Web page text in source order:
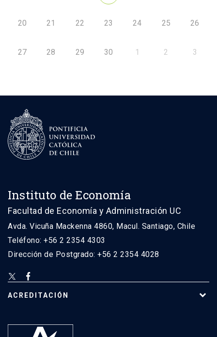
20 21 22 23 24 25 26
27 28 29 30 1 2 3
Instituto de Economía
Facultad de Economía y Administración UC
Avda. Vicuña Mackenna 4860, Macul. Santiago, Chile
Teléfono: +56 2 2354 4303
Dirección de Postgrado: +56 2 2354 4028
ACREDITACIÓN